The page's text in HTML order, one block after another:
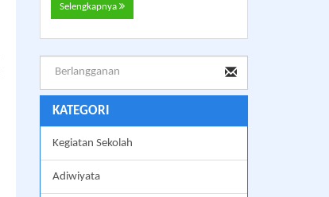
Selengkapnya
KATEGORI
Kegiatan Sekolah
Adiwiyata